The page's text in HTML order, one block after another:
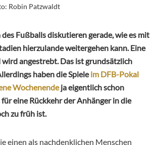
Robin Patzwaldt
Fußballs diskutieren gerade, wie es mit
hierzulande weitergehen kann. Eine
angestrebt. Das ist grundsätzlich
haben die Spieleim DFB-Pokal
Wochenendeja eigentlich schon
für eine Rückkehr der Anhänger in die
zu früh ist.
einen als nachdenklichen Menschen